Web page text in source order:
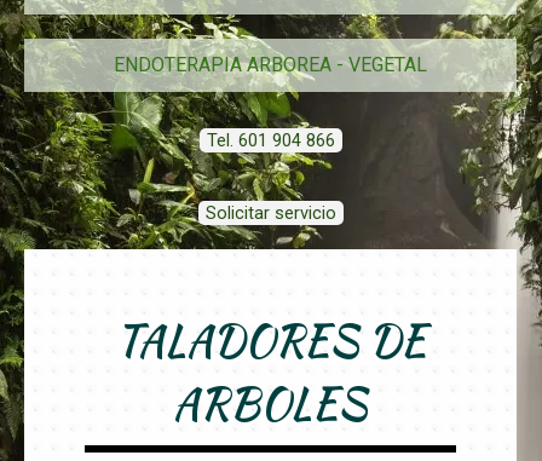
ENDOTERAPIA ARBOREA - VEGETAL
Tel. 601 904 866
Solicitar servicio
TALADORES DE
ARBOLES